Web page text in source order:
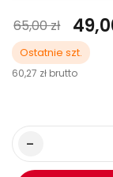
65,00 zł
Ostatnie szt.
60,27 zł brutto